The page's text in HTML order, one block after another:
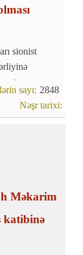
sionist
və
2848
sayı:
Nəşr tarixi:
Məkarim
katibinə